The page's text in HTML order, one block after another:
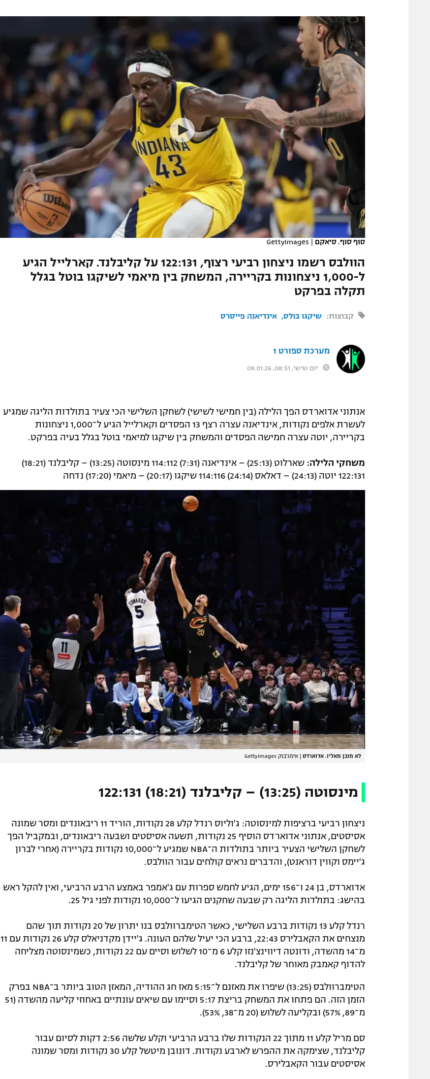
תקנון משתתפים וזוכים בפרסים
תקנון עבור פעילות אלקטרה
תקנון עבור פעילות ספורט 1 – "מרלן"
טניס
גיימינג E-Sports
תנאי שימוש
מדיניות פרטיות
תקנון פעילות ספורט 1
רשיון להקרנה פומבית לבית עסק
הצטרפות לחבילת הערוצים
לוח דרושים – ג'ובנט
תגיות
המגזין
הפועל תל אביב
הפועל חיפה
מכבי נתניה
בני יהודה
ליגה סינית
ליגה ברזילאית
ליגות נוספות
סוף סוף. סיאקם |
GettyImages
הוולבס רשמו ניצחון רביעי רצוף, 122:131 על קליבלנד. קארלייל הגיע
ל-1,000 ניצחונות בקריירה, המשחק בין מיאמי לשיקגו בוטל בגלל
תקלה בפרקט
קבוצות: שיקגו בולס אינדיאנה פייסרס
מערכת ספורט 1
יום שישי, 08:51, 09.01.26
אנתוני אדוארדס הפך הלילה (בין חמישי לשישי) לשחקן השלישי הכי צעיר בתולדות הליגה שמגיע
לעשרת אלפים נקודות, אינדיאנה עצרה רצף 13 הפסדים וקארלייל הגיע ל־1,000 ניצחונות
בקריירה, יוטה עצרה חמישה הפסדים והמשחק בין שיקגו למיאמי בוטל בגלל בעיה בפרקט.
משחקי הלילה:
שארלוט (25:13) – אינדיאנה (7:31) 114:112 מינסוטה (13:25) – קליבלנד (18:21)
122:131 יוטה (24:13) – דאלאס (24:14) 114:116 שיקגו (20:17) – מיאמי (17:20) נדחה
לא מובן מאליו. אדוארדס אימג'בנק GettyImages
מינסוטה (13:25) – קליבלנד (18:21) 122:131
ניצחון רביעי ברציפות למינסוטה: ג'וליוס רנדל קלע 28 נקודות, הוריד 11 ריבאונדים ומסר שמונה
אסיסטים, אנתוני אדוארדס הוסיף 25 נקודות, תשעה אסיסטים ושבעה ריבאונדים, ובמקביל הפך
לשחקן השלישי הצעיר ביותר בתולדות ה־NBA שמגיע ל־10,000 נקודות בקריירה (אחרי לברון
ג'יימס וקווין דוראנט), והדברים נראים קולחים עבור הוולבס.
אדוארדס, בן 24 ו־156 ימים, הגיע לחמש ספרות עם ג'אמפר באמצע הרבע הרביעי, ואין להקל ראש
בהישג: בתולדות הליגה רק שבעה שחקנים הגיעו ל־10,000 נקודות לפני גיל 25.
רנדל קלע 13 נקודות ברבע השלישי, כאשר הטימברוולבס בנו יתרון של 20 נקודות תוך שהם
מנצחים את הקאבלירס 22:43, ברבע הכי יעיל שלהם העונה. ג'יידן מקדניאלס קלע 26 נקודות עם 11
מ־14 מהשדה, ודונטה דיווינצ'נזו קלע 6 מ־10 לשלוש וסיים עם 22 נקודות, כשמינסוטה מצליחה
להדוף קאמבק מאוחר של קליבלנד.
הטימברוולבס (13:25) שיפרו את מאזנם ל־5:15 מאז חג ההודיה, המאזן הטוב ביותר ב־NBA בפרק
הזמן הזה. הם פתחו את המשחק בריצת 5:17 וסיימו עם שיאים עונתיים באחוזי קליעה מהשדה (51
מ־89, 57%) ובקליעה לשלוש (20 מ־38, 53%).
סם מריל קלע 11 מתוך 22 הנקודות שלו ברבע הרביעי וקלע שלשה 2:56 דקות לסיום עבור
קליבלנד, שצימקה את ההפרש לארבע נקודות. דונובן מיטשל קלע 30 נקודות ומסר שמונה
אסיסטים עבור הקאבלירס.